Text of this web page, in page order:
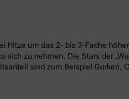
Hitze um das 2- bis 3-Fache
sich zu nehmen. Die Stars der
sind zum Beispiel Gurken,